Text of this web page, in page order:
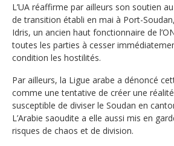
L’UA réaffirme par ailleurs son soutien
de transition établi en mai à Port-
Idris, un ancien haut fonctionnaire de
toutes les parties à cesser
condition les hostilités.
Par ailleurs, la Ligue arabe a dénoncé
comme une tentative de créer une
susceptible de diviser le Soudan en
L’Arabie saoudite a elle aussi mis en
risques de chaos et de division.